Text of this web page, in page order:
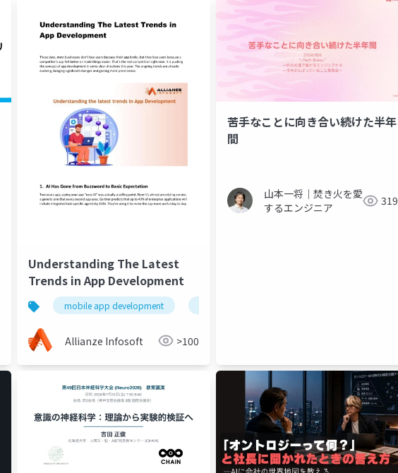
Understanding The Latest
Trends in App Development
mobile app development
Allianze Infosoft >100
苦手なことに向き合い続けた半年
間
山本一将｜焚き火を愛
するエンジニア
319